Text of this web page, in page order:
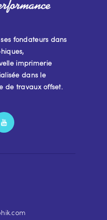
fondateurs dans
imprimerie
dans le
de travaux offset.